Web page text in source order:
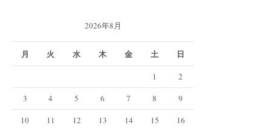
2026年8月
月 火 水 木 金 土 日
1
2
3
4 5 6 7 8
9
10
11 12 13 14 15 16